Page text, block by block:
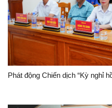
Phát động Chiến dịch “Kỳ nghỉ